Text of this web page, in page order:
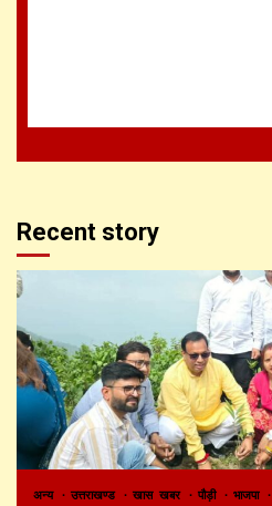
Recent story
अन्य उत्तराखण्ड खास खबर पौड़ी भाजपा